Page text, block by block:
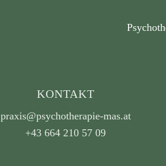
KONTAKT
praxis@psychotherapie-mas.at
+43 664 210 57 09